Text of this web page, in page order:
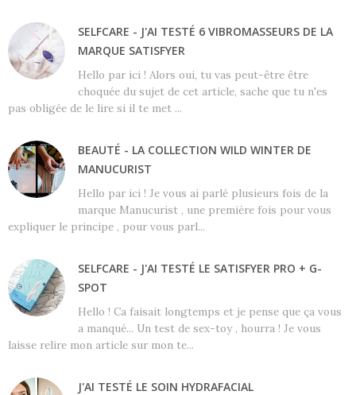
SELFCARE - J'AI TESTÉ 6 VIBROMASSEURS DE LA
MARQUE SATISFYER
Hello par ici ! Alors oui, tu vas peut-être être
choquée du sujet de cet article, sache que tu n'es
pas obligée de le lire si il te met ...
BEAUTÉ - LA COLLECTION WILD WINTER DE
MANUCURIST
Hello par ici ! Je vous ai parlé plusieurs fois de la
marque Manucurist , une première fois pour vous
expliquer le principe , pour vous parl...
SELFCARE - J'AI TESTÉ LE SATISFYER PRO + G-
SPOT
Hello ! Ca faisait longtemps et je pense que ça vous
a manqué... Un test de sex-toy , hourra ! Je vous
laisse relire mon article sur mon te...
J'AI TESTÉ LE SOIN HYDRAFACIAL